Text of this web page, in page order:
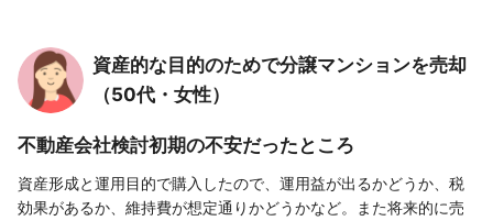
資産的な目的のためで分譲マンションを売却
（50代・女性）
不動産会社検討初期の不安だったところ
資産形成と運用目的で購入したので、運用益が出るかどうか、税
効果があるか、維持費が想定通りかどうかなど。また将来的に売